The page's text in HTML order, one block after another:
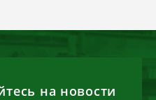
на новости